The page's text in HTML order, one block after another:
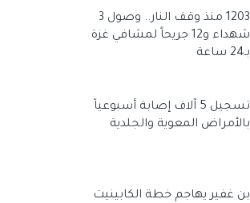
1203 منذ وقف النار.. وصول 3
شهداء و12 جريحاً لمشافي غزة
بـ24 ساعة
تسجيل 5 آلاف إصابة أسبوعياً
بالأمراض المعوية والجلدية
بن غفير يهاجم خطة الكابينيت